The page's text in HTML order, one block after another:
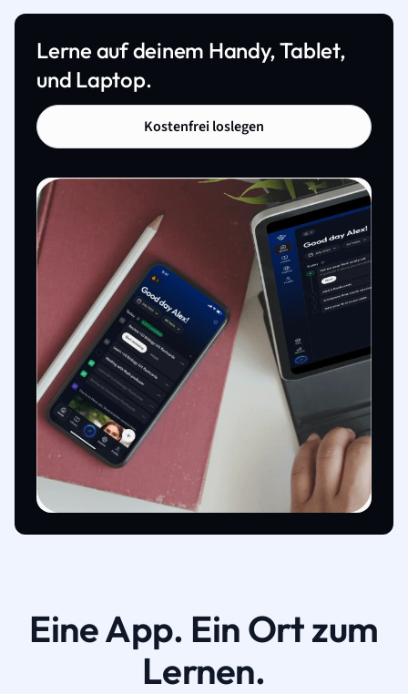
Lerne auf deinem Handy, Tablet,
und Laptop.
Kostenfrei loslegen
Eine App. Ein Ort zum
Lernen.